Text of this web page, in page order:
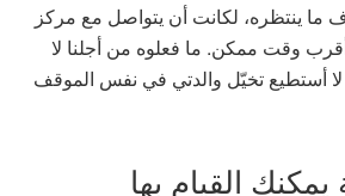
ينتظره، لكانت أن يتواصل مع مركز
وقت ممكن. ما فعلوه من أجلنا لا
أستطيع تخيّل والدتي في نفس الموقف
القيام بها